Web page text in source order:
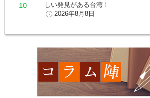
しい発見がある台湾！
2026年8月8日